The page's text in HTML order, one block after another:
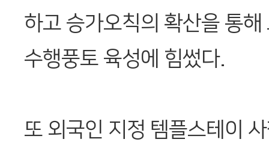
하고 승가오칙의 확산을 통해
수행풍토 육성에 힘썼다.
또 외국인 지정 템플스테이